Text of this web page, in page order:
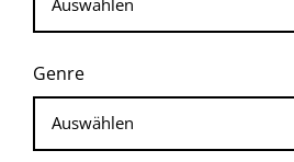
Genre